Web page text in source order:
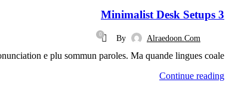
3 Minimalist Desk Setups
By Alraedoon.com
0
e plu sommun paroles. Ma quande lingues coale...
Continue reading